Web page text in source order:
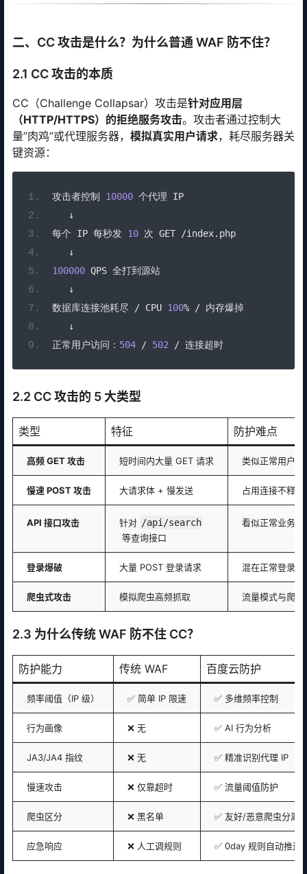
二、CC 攻击是什么？为什么普通 WAF 防不住？
2.1 CC 攻击的本质
CC（Challenge Collapsar）攻击是针对应用层
（HTTP/HTTPS）的拒绝服务攻击。攻击者通过控制大
量”肉鸡”或代理服务器， 模拟真实用户请求，耗尽服务器关
键资源：
攻击者控制 10000 个代理 IP
↓
每个 IP 每秒发 10 次 GET /index. php
↓
100000 QPS 全打到源站
↓
数据库连接池耗尽
/ CPU 100% / 内存爆掉
↓
正常用户访问： 504 / 502 / 连接超时
2.2 CC 攻击的 5 大类型
类型 特征 防护难点
高频 GET 攻击 短时间内大量 GET 请求 类似正常用户，
慢速 POST 攻击 大请求体 + 慢发送 占用连接不释放
API 接口攻击 针对 /api/search
等查询接口
看似正常业务调
登录爆破 大量 POST 登录请求 混在正常登录中
爬虫式攻击 模拟爬虫高频抓取 流量模式与爬虫
2.3 为什么传统 WAF 防不住 CC？
防护能力 传统 WAF 百度云防护
频率阈值（IP 级） ✅ 简单 IP 限速 ✅ 多维频率控制
行为画像 ❌ 无 ✅ AI 行为分析
JA3/JA4 指纹 ❌ 无 ✅ 精准识别代理 IP
慢速攻击 ❌ 仅靠超时 ✅ 流量阈值防护
爬虫区分 ❌ 黑名单 ✅ 友好/恶意爬虫分离
应急响应 ❌ 人工调规则 ✅ 0day 规则自动推送